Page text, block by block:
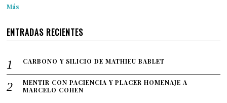
r
e
2
0
2
Más
ENTRADAS RECIENTES
CARBONO Y SILICIO DE MATHIEU BABLET
MENTIR CON PACIENCIA Y PLACER HOMENAJE A
MARCELO COHEN